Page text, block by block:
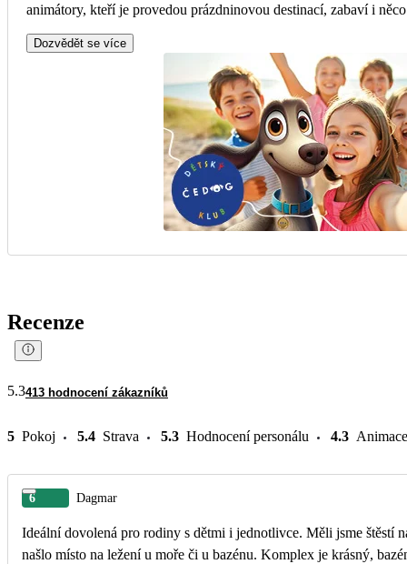
animátory, kteří je provedou prázdninovou destinací, zabaví i
Dozvědět se více
Recenze
5.3413 hodnocení zákazníků
5 Pokoj 5.4 Strava 5.3 Hodnocení personálu 4.3 Animace
6 Dagmar
Ideální dovolená pro rodiny s dětmi i jednotlivce. Měli jsme štěstí
našlo místo na ležení u moře či u bazénu. Komplex je krásný,